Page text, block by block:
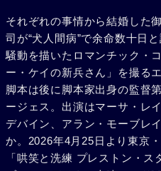
それぞれの事情から結婚した
司が“犬人間病”で余命数十日
騒動を描いたロマンチック・
ー・ケイの新兵さん」を撮る
脚本は後に脚本家出身の監督
ージェス。出演はマーサ・レ
デバイン、アラン・モーブレ
か。2026年4月25日より東京
「哄笑と洗練 プレストン・